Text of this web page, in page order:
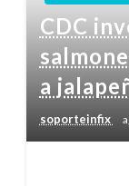
CDC
a
soporteinfix